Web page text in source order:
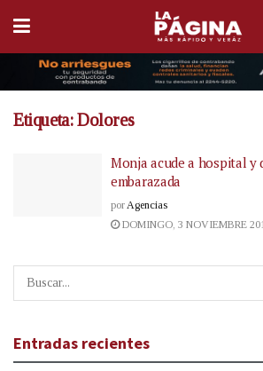
Etiqueta:Dolores
Monja acude a hospital y
embarazada
por Agencias
DOMINGO, 3 NOVIEMBRE
Entradas recientes